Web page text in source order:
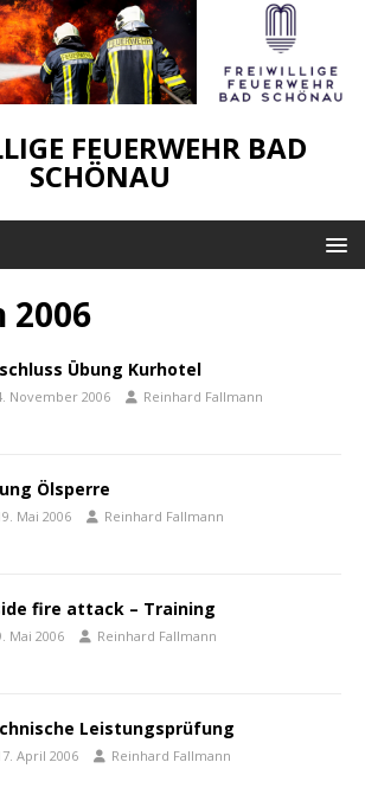
FEUERWEHR BAD
SCHÖNAU
2006
Übung Kurhotel
November 2006 Reinhard Fallmann
Ölsperre
Mai 2006 Reinhard Fallmann
fire attack – Training
Mai 2006 Reinhard Fallmann
Leistungsprüfung
April 2006 Reinhard Fallmann